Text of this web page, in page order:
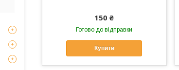
150 ₴
Готово до відправки
Купити